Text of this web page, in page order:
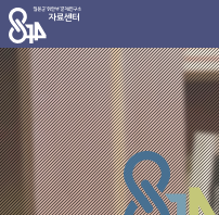
주
메
뉴
바
로
가
기
본
문
바
로
가
기
하
단
바
로
가
기